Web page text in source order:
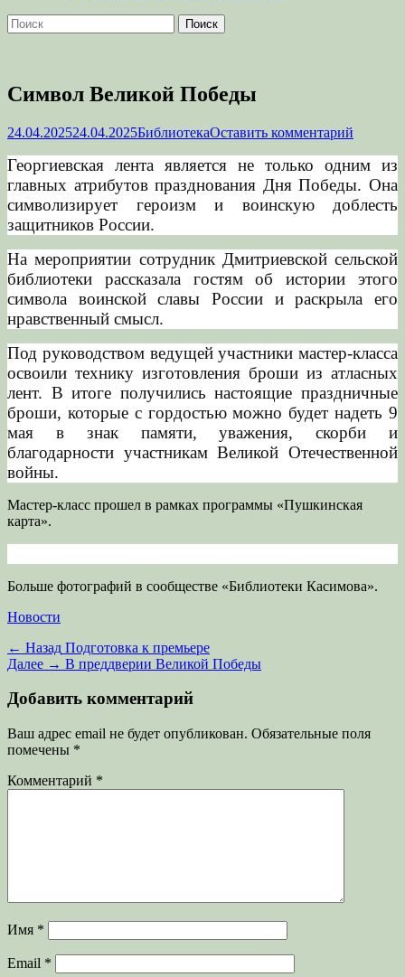
Поиск
Найти:
Символ Великой Победы
Опубликовано
24.04.202524.04.2025Автор
БиблиотекаОставить комментарий
Георгиевская лента является не только одним из
главных атрибутов празднования Дня Победы. Она
символизирует героизм и воинскую доблесть
защитников России.
На мероприятии сотрудник Дмитриевской сельской
библиотеки рассказала гостям об истории этого
символа воинской славы России и раскрыла его
нравственный смысл.
Под руководством ведущей участники мастер-класса
освоили технику изготовления броши из атласных
лент. В итоге получились настоящие праздничные
броши, которые с гордостью можно будет надеть 9
мая в знак памяти, уважения, скорби и
благодарности участникам Великой Отечественной
войны.
Мастер-класс прошел в рамках программы «Пушкинская
карта».
Больше фотографий в сообществе «Библиотеки Касимова».
Категории
Новости
Навигация
по
записям
← Назад Предыдущая
запись:
Подготовка к премьере
Далее → Следующая
В преддверии Великой Победы
Добавить комментарий
Ваш адрес email не будет опубликован. Обязательные поля
помечены *
Комментарий *
Имя *
Email *